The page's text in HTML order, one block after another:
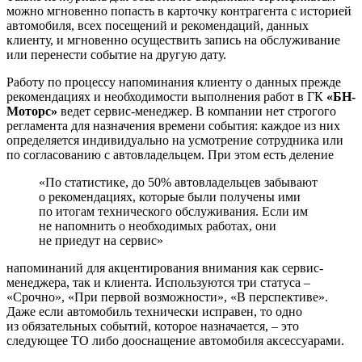
можно мгновенно попасть в карточку контрагента с историей
автомобиля, всех посещений и рекомендаций, данных
клиенту, и мгновенно осуществить запись на обслуживание
или перенести событие на другую дату.
Работу по процессу напоминания клиенту о данных прежде
рекомендациях и необходимости выполнения работ в ГК «БН-
Моторс» ведет сервис-менеджер. В компании нет строгого
регламента для назначения времени события: каждое из них
определяется индивидуально на усмотрение сотрудника или
по согласованию с автовладельцем. При этом есть деление
«По статистике, до 50% автовладельцев забывают
о рекомендациях, которые были получены ими
по итогам технического обслуживания. Если им
не напомнить о необходимых работах, они
не приедут на сервис»
напоминаний для акцентирования внимания как сервис-
менеджера, так и клиента. Используются три статуса –
«Срочно», «При первой возможности», «В перспективе».
Даже если автомобиль технически исправен, то одно
из обязательных событий, которое назначается, – это
следующее ТО либо дооснащение автомобиля аксессуарами.